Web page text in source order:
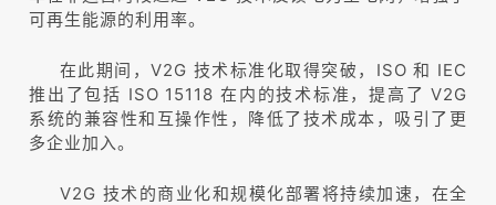
可再生能源的利用率。
在此期间，V2G 技术标准化取得突破，ISO 和 IEC
推出了包括 ISO 15118 在内的技术标准，提高了 V2G
系统的兼容性和互操作性，降低了技术成本，吸引了更
多企业加入。
V2G 技术的商业化和规模化部署将持续加速，在全